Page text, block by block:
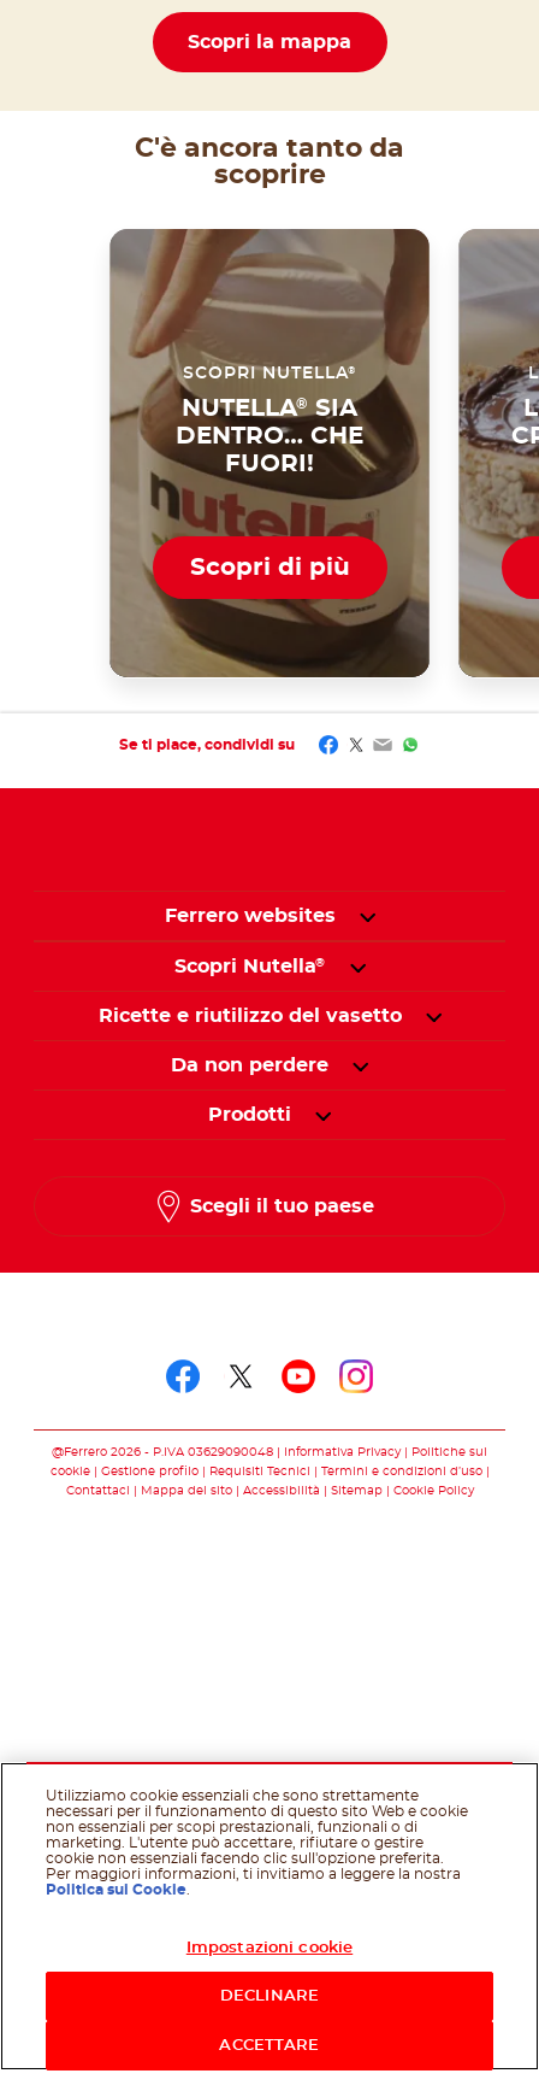
Scopri la mappa
C'è ancora tanto da
scoprire
SCOPRI NUTELLA®
NUTELLA® SIA
DENTRO… CHE
FUORI!
Scopri di più
Se ti piace, condividi su Facebook
Twitter
EmailWhatsApp
Ferrero websites
Scopri Nutella®
Ricette e riutilizzo del vasetto
Da non perdere
Prodotti
Scegli il tuo paese
@Ferrero 2026 - P.IVA 03629090048 Informativa Privacy
Politiche sui
cookie
Gestione profilo Requisiti Tecnici
Termini e condizioni d’uso
Contattaci
Mappa del sito Accessibilità Sitemap Cookie Policy
Utilizziamo cookie essenziali che sono strettamente
necessari per il funzionamento di questo sito Web e cookie
non essenziali per scopi prestazionali, funzionali o di
marketing. L'utente può accettare, rifiutare o gestire
cookie non essenziali facendo clic sull'opzione preferita.
Per maggiori informazioni, ti invitiamo a leggere la nostra
Politica sui Cookie
Impostazioni cookie
DECLINARE
ACCETTARE